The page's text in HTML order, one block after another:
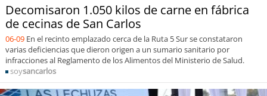
Decomisaron 1.050 kilos de carne en fábrica
de cecinas de San Carlos
06-09 En el recinto emplazado cerca de la Ruta 5 Sur se constataron
varias deficiencias que dieron origen a un sumario sanitario por
infracciones al Reglamento de los Alimentos del Ministerio de Salud.
soysancarlos